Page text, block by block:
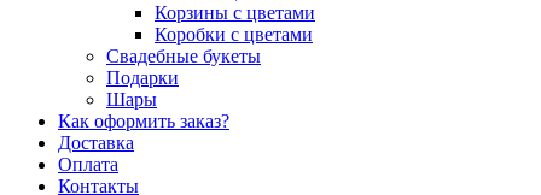
Корзины с цветами
Коробки с цветами
Свадебные букеты
Подарки
Шары
Как оформить заказ?
Доставка
Оплата
Контакты